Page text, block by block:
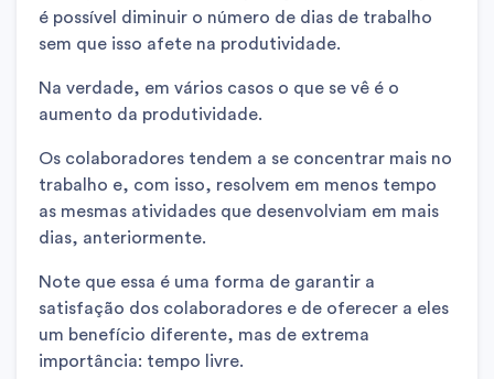
é possível diminuir o número de dias de trabalho
sem que isso afete na produtividade.
Na verdade, em vários casos o que se vê é o
aumento da produtividade.
Os colaboradores tendem a se concentrar mais no
trabalho e, com isso, resolvem em menos tempo
as mesmas atividades que desenvolviam em mais
dias, anteriormente.
Note que essa é uma forma de garantir a
satisfação dos colaboradores e de oferecer a eles
um benefício diferente, mas de extrema
importância: tempo livre.